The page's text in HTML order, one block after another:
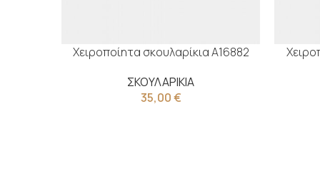
Χειροποίητα σκουλαρίκια Α16882
ΣΚΟΥΛΑΡΙΚΙΑ
35,00€